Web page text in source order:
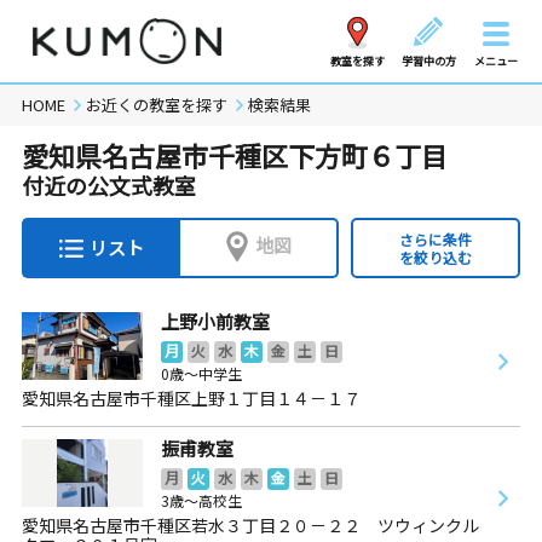
教室を探す 学習中の方 メニュー
HOME お近くの教室を探す 検索結果
愛知県名古屋市千種区下方町６丁目
付近の公文式教室
リスト 地図
さらに条件
を絞り込む
上野小前教室
月 火 水 木 金 土
日
0歳～中学生
愛知県名古屋市千種区上野１丁目１４－１７
振甫教室
月 火 水 木 金 土
日
3歳～高校生
愛知県名古屋市千種区若水３丁目２０－２２ ツウィンクル